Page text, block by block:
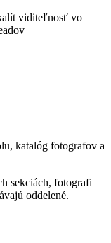
viditeľnosť vo
katalóg fotografov a
sekciách, fotografi
oddelené.